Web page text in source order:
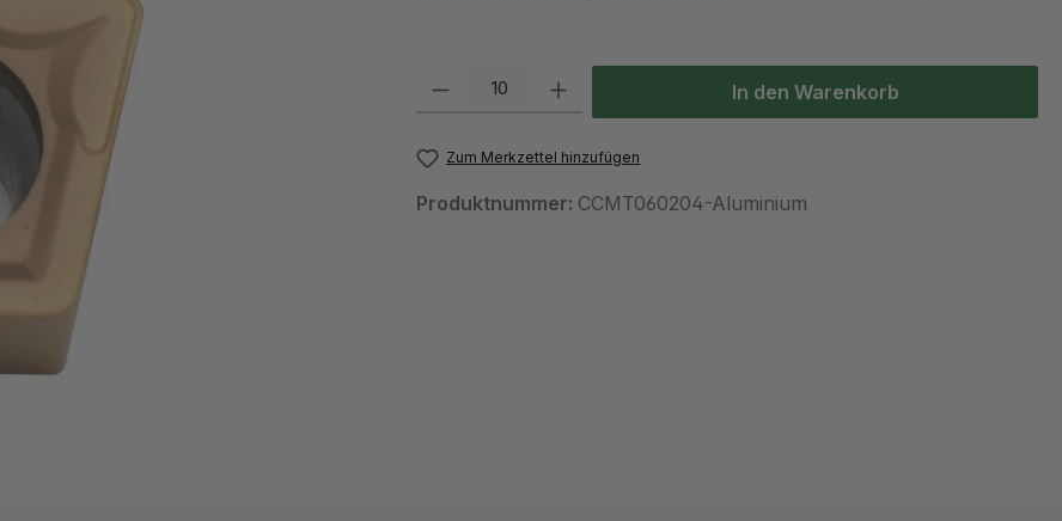
In den Warenkorb
Zum Merkzettel hinzufügen
Produktnummer: CCMT060204-Aluminium